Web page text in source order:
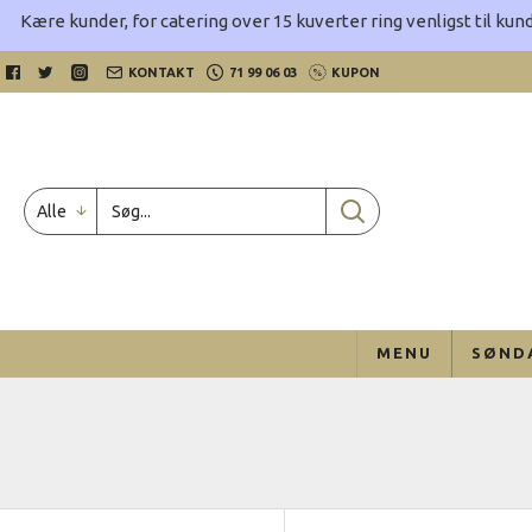
Kære kunder, for catering over 15 kuverter ring venligst til
KONTAKT 71 99 06 03 KUPON
Alle
MENU